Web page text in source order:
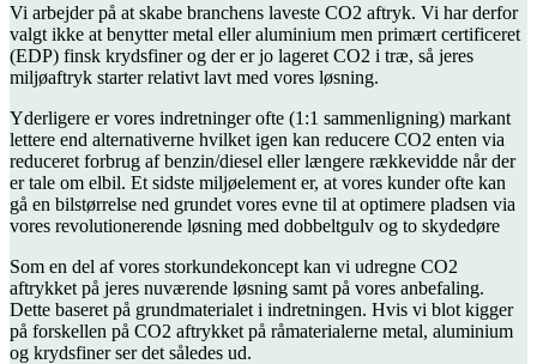
Vi arbejder på at skabe branchens laveste CO2 aftryk. Vi har derfor
valgt ikke at benytter metal eller aluminium men primært certificeret
(EDP) finsk krydsfiner og der er jo lageret CO2 i træ, så jeres
miljøaftryk starter relativt lavt med vores løsning.
Yderligere er vores indretninger ofte (1:1 sammenligning) markant
lettere end alternativerne hvilket igen kan reducere CO2 enten via
reduceret forbrug af benzin/diesel eller længere rækkevidde når der
er tale om elbil. Et sidste miljøelement er, at vores kunder ofte kan
gå en bilstørrelse ned grundet vores evne til at optimere pladsen via
vores revolutionerende løsning med dobbeltgulv og to skydedøre
Som en del af vores storkundekoncept kan vi udregne CO2
aftrykket på jeres nuværende løsning samt på vores anbefaling.
Dette baseret på grundmaterialet i indretningen. Hvis vi blot kigger
på forskellen på CO2 aftrykket på råmaterialerne metal, aluminium
og krydsfiner ser det således ud.